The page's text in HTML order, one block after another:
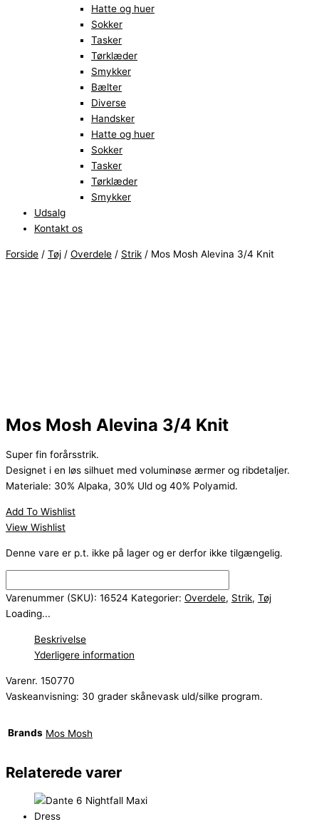
Hatte og huer
Sokker
Tasker
Tørklæder
Smykker
Bælter
Diverse
Handsker
Hatte og huer
Sokker
Tasker
Tørklæder
Smykker
Udsalg
Kontakt os
Forside / Tøj / Overdele / Strik / Mos Mosh Alevina 3/4 Knit
Mos Mosh Alevina 3/4 Knit
Super fin forårsstrik.
Designet i en løs silhuet med voluminøse ærmer og ribdetaljer.
Materiale: 30% Alpaka, 30% Uld og 40% Polyamid.
Add To Wishlist
View Wishlist
Denne vare er p.t. ikke på lager og er derfor ikke tilgængelig.
Varenummer (SKU): 16524 Kategorier: Overdele, Strik, Tøj
Loading...
Beskrivelse
Yderligere information
Varenr. 150770
Vaskeanvisning: 30 grader skånevask uld/silke program.
Brands Mos Mosh
Relaterede varer